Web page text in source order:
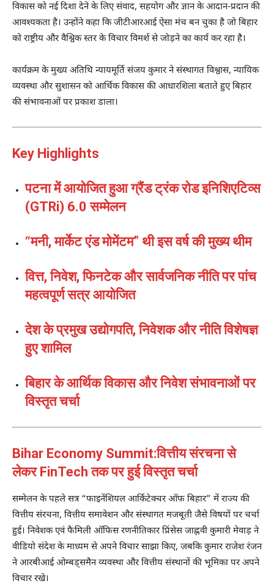
विकास को नई दिशा देने के लिए संवाद, सहयोग और ज्ञान के आदान-प्रदान की
आवश्यकता है। उन्होंने कहा कि जीटीआरआई ऐसा मंच बन चुका है जो बिहार
को राष्ट्रीय और वैश्विक स्तर के विचार विमर्श से जोड़ने का कार्य कर रहा है।
कार्यक्रम के मुख्य अतिथि न्यायमूर्ति संजय कुमारने संस्थागत विश्वास, न्यायिक
व्यवस्था और सुशासन को आर्थिक विकास की आधारशिला बताते हुए बिहार
की संभावनाओं पर प्रकाश डाला।
Key Highlights
पटना में आयोजित हुआ ग्रैंड ट्रंक रोड इनिशिएटिव्स
(GTRi) 6.0 सम्मेलन
“मनी, मार्केट एंड मोमेंटम” थी इस वर्ष की मुख्य थीम
वित्त, निवेश, फिनटेक और सार्वजनिक नीति पर पांच
महत्वपूर्ण सत्र आयोजित
देश के प्रमुख उद्योगपति, निवेशक और नीति विशेषज्ञ
हुए शामिल
बिहार के आर्थिक विकास और निवेश संभावनाओं पर
विस्तृत चर्चा
Bihar Economy Summit:वित्तीय संरचना से
लेकर FinTech तक पर हुई विस्तृत चर्चा
सम्मेलन के पहले सत्र “फाइनेंशियल आर्किटेक्चर ऑफ बिहार” में राज्य की
वित्तीय संरचना, वित्तीय समावेशन और संस्थागत मजबूती जैसे विषयों पर चर्चा
हुई। निवेशक एवं फैमिली ऑफिस रणनीतिकारप्रिंसेस जाह्नवी कुमारी मेवाड़ ने
वीडियो संदेश के माध्यम से अपने विचार साझा किए, जबकि कुमार राजेश रंजन
ने आरबीआई ओम्बड्समैन व्यवस्था और वित्तीय संस्थानों की भूमिका पर अपने
विचार रखे।